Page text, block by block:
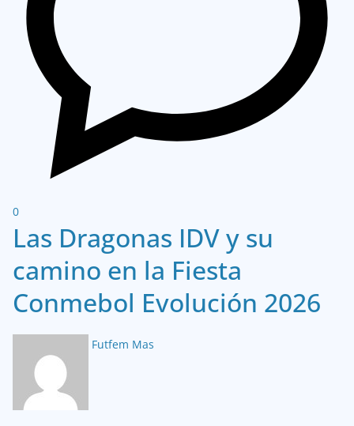
0
Las Dragonas IDV y su
camino en la Fiesta
Conmebol Evolución 2026
Futfem Mas